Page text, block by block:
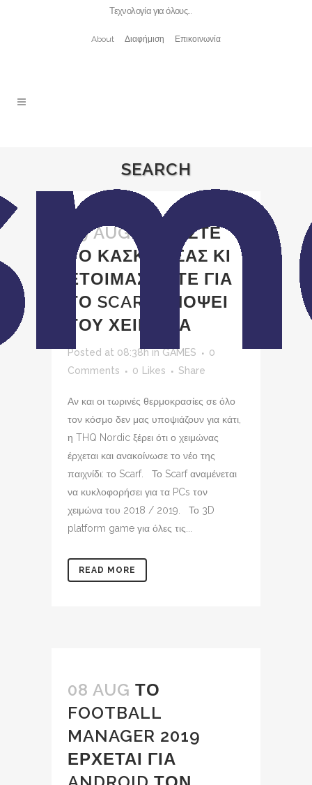
Τεχνολογία για όλους…
About Διαφήμιση Επικοινωνία
SEARCH
09 AUG
ΦΟΡΕΣΤΕ
ΤΟ ΚΑΣΚΟΛ ΣΑΣ ΚΙ
ΕΤΟΙΜΑΣΤΕΙΤΕ ΓΙΑ
ΤΟ SCARF ΕΝΟΨΕΙ
ΤΟΥ ΧΕΙΜΩΝΑ
Posted at 08:38hinGAMES
0
Comments
0 Likes Share
Αν και οι τωρινές θερμοκρασίες σε όλο
τον κόσμο δεν μας υποψιάζουν για κάτι,
η THQ Nordic ξέρει ότι ο χειμώνας
έρχεται και ανακοίνωσε το νέο της
παιχνίδι: το Scarf. Το Scarf αναμένεται
να κυκλοφορήσει για τα PCs τον
χειμώνα του 2018 / 2019. Το 3D
platform game για όλες τις...
READ MORE
08 AUG ΤΟ
FOOTBALL
MANAGER 2019
ΕΡΧΕΤΑΙ ΓΙΑ